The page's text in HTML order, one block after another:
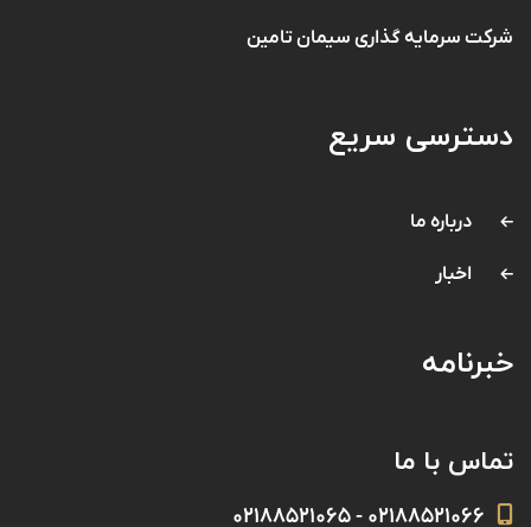
شرکت سرمایه گذاری سیمان تامین
دسترسی سریع
درباره ما
اخبار
خبرنامه
تماس با ما
۰۲۱۸۸۵۲۱۰۶۶ - ۰۲۱۸۸۵۲۱۰۶۵